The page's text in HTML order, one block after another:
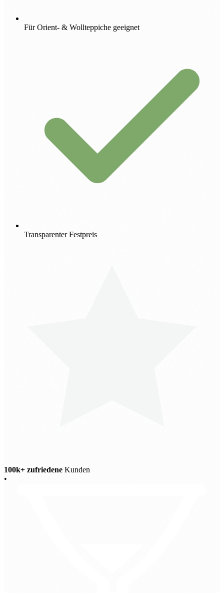
Für Orient- & Wollteppiche geeignet
Transparenter Festpreis
100k+ zufriedene Kunden
•